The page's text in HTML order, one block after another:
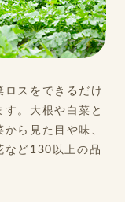
ロスをできるだけ
。大根や白菜と
ら見た目や味、
など130以上の品